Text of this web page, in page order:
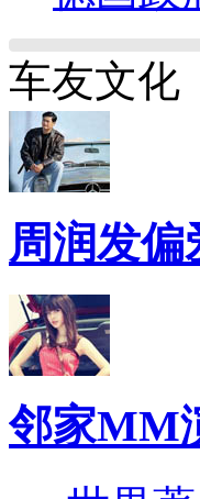
车友文化
周润发偏
邻家MM